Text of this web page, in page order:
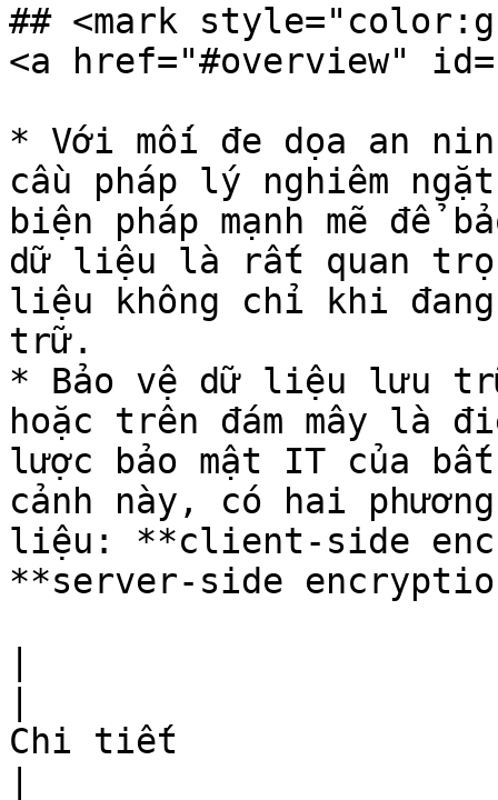
## <mark
<a href="#overview"
* Với mối đe dọa an
cầu pháp lý nghiêm
biện pháp mạnh mẽ để
dữ liệu là rất quan
liệu không chỉ khi
trữ.
* Bảo vệ dữ liệu lưu
hoặc trên đám mây là
lược bảo mật IT của
cảnh này, có hai
liệu: **client-side
**server-side
Chi tiết